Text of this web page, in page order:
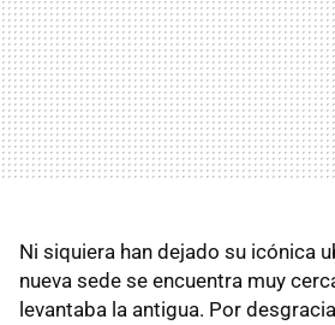
Ni siquiera han dejado su icónica
nueva sede se encuentra muy
levantaba la antigua. Por